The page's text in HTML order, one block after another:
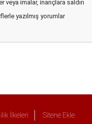
imalar, inançlara saldırı
yazılmış yorumlar
İlkeleri Sitene Ekle